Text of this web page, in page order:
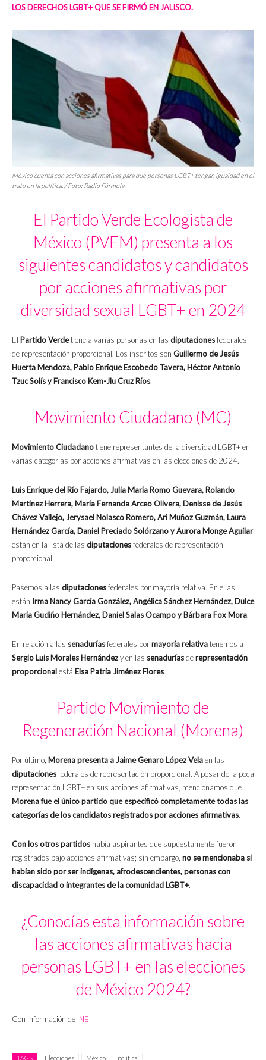
LOS DERECHOS LGBT+ QUE SE FIRMÓ EN JALISCO.
México cuenta con acciones afirmativas para que personas LGBT+ tengan igualdad en el
trato en la política. / Foto: Radio Fórmula
El Partido Verde Ecologista de
México (PVEM) presenta a los
siguientes candidatos y candidatos
por acciones afirmativas por
diversidad sexual LGBT+ en 2024
El Partido Verdetiene a varias personas en las diputacionesfederales
de representación proporcional. Los inscritos son Guillermo de Jesús
Huerta Mendoza, Pablo Enrique Escobedo Tavera, Héctor Antonio
Tzuc Solís y Francisco Kem-Jlu Cruz Ríos.
Movimiento Ciudadano (MC)
Movimiento Ciudadanotiene representantes de la diversidad LGBT+ en
varias categorías por acciones afirmativas en las elecciones de 2024.
Luis Enrique del Río Fajardo, Julia María Romo Guevara, Rolando
Martínez Herrera, María Fernanda Arceo Olivera, Denisse de Jesús
Chávez Vallejo, Jerysael Nolasco Romero, Ari Muñoz Guzmán, Laura
Hernández García, Daniel Preciado Solórzano y Aurora Monge Aguilar
están en la lista de las diputacionesfederales de representación
proporcional.
Pasemos a las diputacionesfederales por mayoría relativa. En ellas
están Irma Nancy García González, Angélica Sánchez Hernández, Dulce
María Gudiño Hernández, Daniel Salas Ocampo y Bárbara Fox Mora.
En relación a las senaduríasfederales pormayoría relativatenemos a
Sergio Luis Morales Hernándezy en las senaduríasderepresentación
proporcionalestá Elsa Patria Jiménez Flores.
Partido Movimiento de
Regeneración Nacional (Morena)
Por último, Morena presenta a Jaime Genaro López Velaen las
diputacionesfederales de representación proporcional. A pesar de la poca
representación LGBT+ en sus acciones afirmativas, mencionamos que
Morena fue el único partido que especificó completamente todas las
categorías de los candidatos registrados por acciones afirmativas.
Con los otros partidos había aspirantes que supuestamente fueron
registrados bajo acciones afirmativas; sin embargo, no se mencionaba si
habían sido por serindígenas, afrodescendientes, personas con
discapacidad o integrantes de la comunidad LGBT+.
¿Conocías esta información sobre
las acciones afirmativas hacia
personas LGBT+ en las elecciones
de México 2024?
Con información de INE
TAGS Elecciones México política